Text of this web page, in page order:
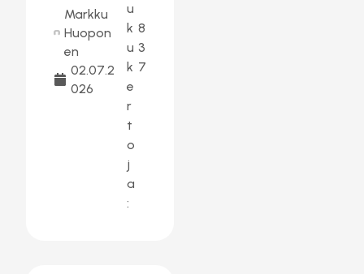
Markku
Huopon
en
02.07.2
026
u
k
u
k
e
r
t
o
j
a
:
8
3
7